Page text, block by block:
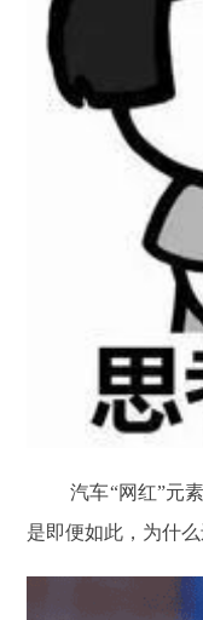
汽车“网红”元
是即便如此，为什